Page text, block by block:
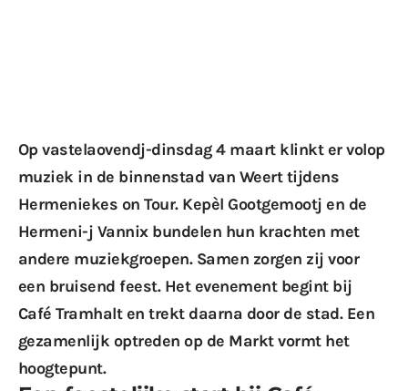
Op vastelaovendj-dinsdag 4 maart klinkt er volop
muziek in de binnenstad van Weert tijdens
Hermeniekes on Tour. Kepèl Gootgemootj en de
Hermeni-j Vannix bundelen hun krachten met
andere muziekgroepen. Samen zorgen zij voor
een bruisend feest. Het evenement begint bij
Café Tramhalt en trekt daarna door de stad. Een
gezamenlijk optreden op de Markt vormt het
hoogtepunt.